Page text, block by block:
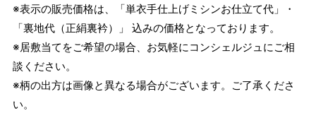
※表示の販売価格は、「単衣手仕上げミシンお仕立て代」・
「裏地代（正絹裏衿）」 込みの価格となっております。
※居敷当てをご希望の場合、お気軽にコンシェルジュにご相
談ください。
※柄の出方は画像と異なる場合がございます。ご了承くださ
い。